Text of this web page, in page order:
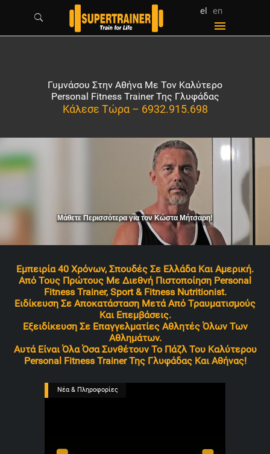
el en
Γυμνάσου Στην Αθήνα Με Τον Καλύτερο
Personal Fitness Trainer Της Γλυφάδας
Κάλεσε Τώρα – 6932.915.698
Μάθετε Περισσότερα για τον Κώστα Μήτσαρη!
Εμπειρία 40 Χρόνων, Σπουδές Σε Ελλάδα Και Αμερική.
Από Τους Πρώτους Με Διεθνή Πιστοποίηση Personal
Fitness Trainer, Sport & Fitness Nutritionist.
Ειδίκευση Σε Αποκατάσταση Μετά Από Τραυματισμούς
Και Επεμβάσεις.
Εξειδίκευση Σε Επαγγελματίες Αθλητές Όλων Των
Αθλημάτων.
Αυτά Είναι Όλα Όσα Συνθέτουν Το Πάζλ Του Καλύτερου
Personal Fitness Trainer Της Γλυφάδας Και Αθήνας!
Νέα & Πληροφορίες